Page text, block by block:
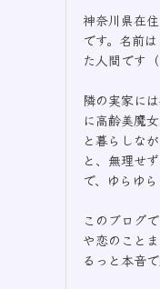
神奈川県在
です。名前
た人間です（
隣の実家に
に高齢美魔
と暮らしな
と、無理せ
で、ゆらゆ
このブログ
や恋のこと
るっと本音で